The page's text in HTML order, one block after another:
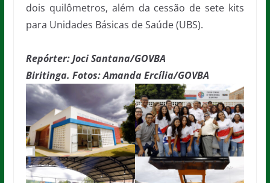
dois quilômetros, além da cessão de sete kits
para Unidades Básicas de Saúde (UBS).
Repórter: Joci Santana/GOVBA
Biritinga. Fotos: Amanda Ercília/GOVBA